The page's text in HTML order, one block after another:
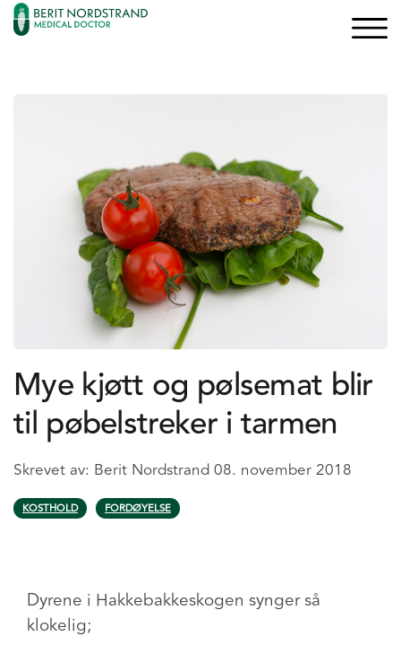
Søk ×
Artikler
Kurs og Foredrag
Bøker
×
Mye kjøtt og pølsemat blir
til pøbelstreker i tarmen
Skrevet av: Berit Nordstrand08. november 2018
KOSTHOLD FORDØYELSE
Dyrene i Hakkebakkeskogen synger så
klokelig;